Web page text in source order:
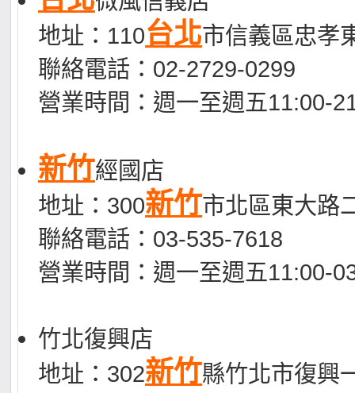
地址：110台北市信義區忠孝
聯絡電話：02-2729-0299
營業時間：週一至週五11:00-
新竹經國店
地址：300新竹市北區東大路
聯絡電話：03-535-7618
營業時間：週一至週五11:00-
竹北復興店
地址：302新竹縣竹北市復興